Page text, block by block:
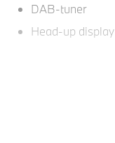
DAB-tuner
Head-up display